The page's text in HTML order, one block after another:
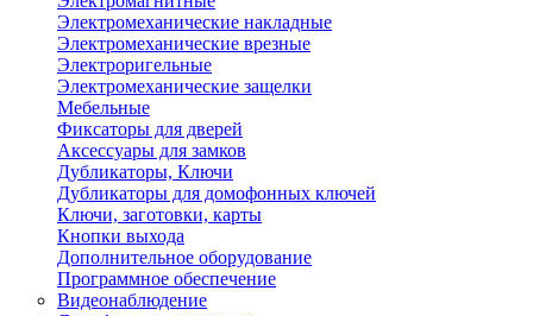
Электромеханические накладные
Электромеханические врезные
Электроригельные
Электромеханические защелки
Мебельные
Фиксаторы для дверей
Аксессуары для замков
Дубликаторы, Ключи
Дубликаторы для домофонных ключей
Ключи, заготовки, карты
Кнопки выхода
Дополнительное оборудование
Программное обеспечение
Видеонаблюдение